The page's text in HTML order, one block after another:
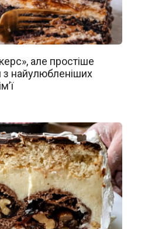
але простіше
з найулюбленіших